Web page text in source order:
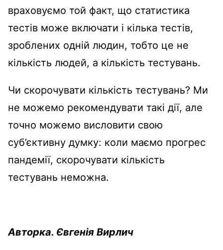
враховуємо той факт, що статистика
тестів може включати і кілька тестів,
зроблених одній людин, тобто це не
кількість людей, а кількість тестувань.
Чи скорочувати кількість тестувань? Ми
не можемо рекомендувати такі дії, але
точно можемо висловити свою
суб’єктивну думку: коли маємо прогрес
пандемії, скорочувати кількість
тестувань неможна.
Авторка. Євгенія Вирлич